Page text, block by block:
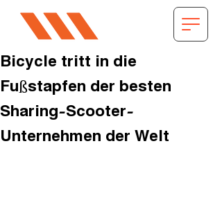
Bicycle tritt in die
Fußstapfen der besten
Sharing-Scooter-
Unternehmen der Welt